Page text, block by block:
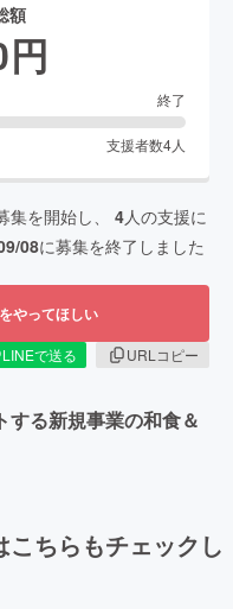
額
円
終了
支援者数4人
集を開始し、 4人の支援に
08に募集を終了しました
やってほしい
LINEで送る
URLコピー
する新規事業の和食＆
ちらもチェックし